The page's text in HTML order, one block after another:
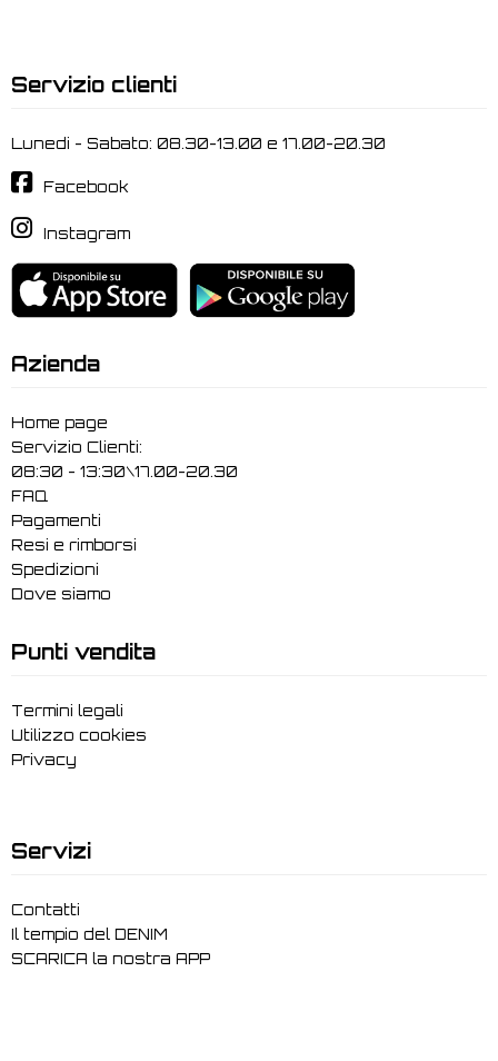
Servizio clienti
Lunedi - Sabato: 08.30-13.00 e 17.00-20.30
Facebook
Instagram
Azienda
Home page
Servizio Clienti:
08:30 - 13:30\17.00-20.30
FAQ
Pagamenti
Resi e rimborsi
Spedizioni
Dove siamo
Punti vendita
Termini legali
Utilizzo cookies
Privacy
Servizi
Contatti
Il tempio del DENIM
SCARICA la nostra APP